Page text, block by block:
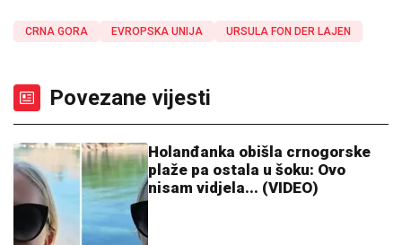
CRNA GORA EVROPSKA UNIJA URSULA FON DER LAJEN
Povezane vijesti
Holanđanka obišla crnogorske
plaže pa ostala u šoku: Ovo
nisam vidjela... (VIDEO)